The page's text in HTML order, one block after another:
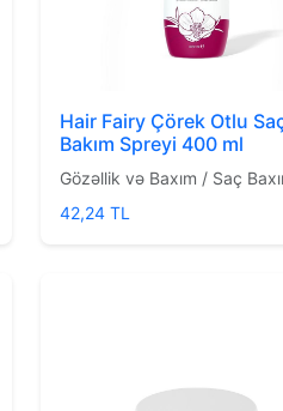
Hair Fairy Çörek Otlu
Bakım Spreyi 400 ml
Gözəllik və Baxım / Saç
42,24 TL